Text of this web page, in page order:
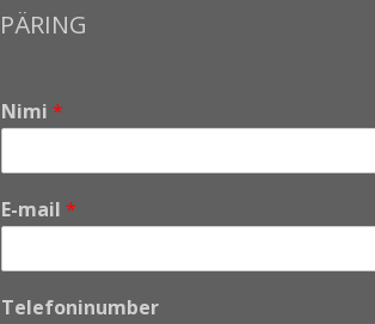
PÄRING
Nimi *
S
õ
u
N
E-mail *
Telefoninumber